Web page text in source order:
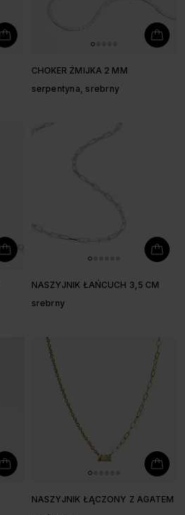
CHOKER ŻMIJKA 2 MM
serpentyna, srebrny
NASZYJNIK ŁAŃCUCH 3,5 CM
srebrny
NASZYJNIK ŁĄCZONY Z AGATEM